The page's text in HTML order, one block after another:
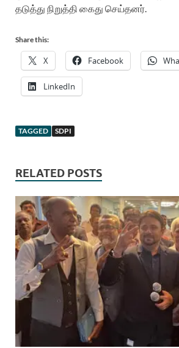
தடுத்து நிறுத்தி கைது செய்தனர்.
Share this:
X Facebook
LinkedIn
TAGGED SDPI
RELATED POSTS